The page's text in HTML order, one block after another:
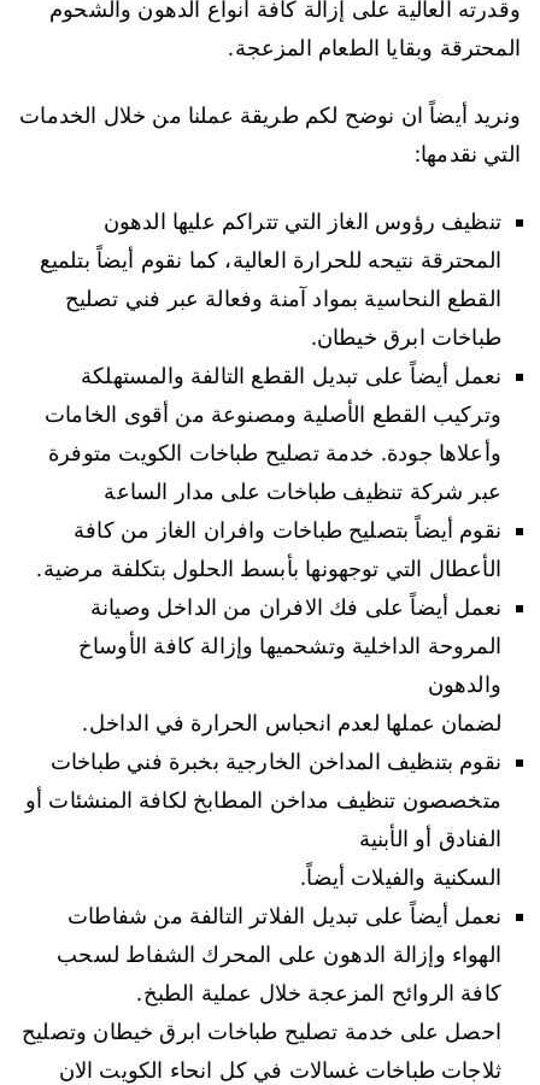
وقدرته العالية على إزالة كافة أنواع الدهون والشحوم
المحترقة وبقايا الطعام المزعجة.
ونريد أيضاً ان نوضح لكم طريقة عملنا من خلال الخدمات
التي نقدمها:
تنظيف رؤوس الغاز التي تتراكم عليها الدهون
المحترقة نتيحه للحرارة العالية، كما نقوم أيضاً بتلميع
القطع النحاسية بمواد آمنة وفعالة عبر فني تصليح
طباخات ابرق خيطان.
نعمل أيضاً على تبديل القطع التالفة والمستهلكة
وتركيب القطع الأصلية ومصنوعة من أقوى الخامات
وأعلاها جودة. خدمة تصليح طباخات الكويت متوفرة
عبر شركة تنظيف طباخات على مدار الساعة
نقوم أيضاً بتصليح طباخات وافران الغاز من كافة
الأعطال التي توجهونها بأبسط الحلول بتكلفة مرضية.
نعمل أيضاً على فك الافران من الداخل وصيانة
المروحة الداخلية وتشحميها وإزالة كافة الأوساخ
والدهون
لضمان عملها لعدم انحباس الحرارة في الداخل.
نقوم بتنظيف المداخن الخارجية بخبرة فني طباخات
متخصصون تنظيف مداخن المطابخ لكافة المنشئات أو
الفنادق أو الأبنية
السكنية والفيلات أيضاً.
نعمل أيضاً على تبديل الفلاتر التالفة من شفاطات
الهواء وإزالة الدهون على المحرك الشفاط لسحب
كافة الروائح المزعجة خلال عملية الطبخ.
احصل على خدمة تصليح طباخات ابرق خيطان وتصليح
ثلاجات طباخات غسالات في كل انحاء الكويت الان